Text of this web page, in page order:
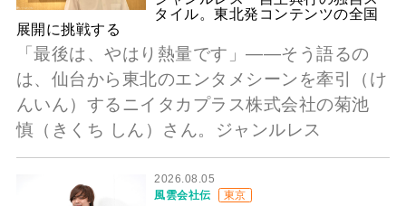
タイル。東北発コンテンツの全国
展開に挑戦する
「最後は、やはり熱量です」――そう語るの
は、仙台から東北のエンタメシーンを牽引（け
んいん）するニイタカプラス株式会社の菊池
慎（きくち しん）さん。ジャンルレス
2026.08.05
風雲会社伝
東京